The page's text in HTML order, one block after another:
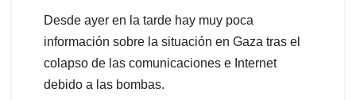
Desde ayer en la tarde hay muy poca
información sobre la situación en Gaza tras el
colapso de las comunicaciones e Internet
debido a las bombas.